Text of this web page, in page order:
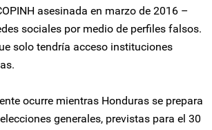
asesinada en marzo de 2016 –
sociales por medio de perfiles falsos.
solo tendría acceso instituciones
ocurre mientras Honduras se prepara
generales, previstas para el 30